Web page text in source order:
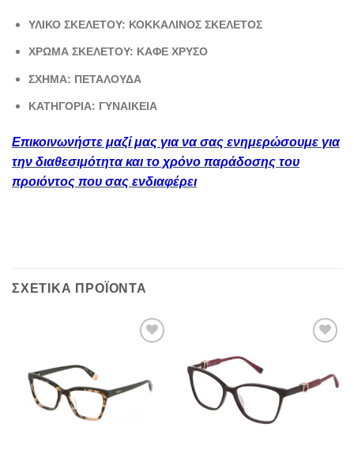
ΥΛΙΚΟ ΣΚΕΛΕΤΟΥ: ΚΟΚΚΑΛΙΝΟΣ ΣΚΕΛΕΤΟΣ
ΧΡΩΜΑ ΣΚΕΛΕΤΟΥ: ΚΑΦΕ ΧΡΥΣΟ
ΣΧΗΜΑ: ΠΕΤΑΛΟΥΔΑ
ΚΑΤΗΓΟΡΙΑ: ΓΥΝΑΙΚΕΙΑ
Επικοινωνήστε μαζί μας για να σας ενημερώσουμε για
την διαθεσιμότητα και το χρόνο παράδοσης του
προιόντος που σας ενδιαφέρει
ΣΧΕΤΙΚΆ ΠΡΟΪΌΝΤΑ